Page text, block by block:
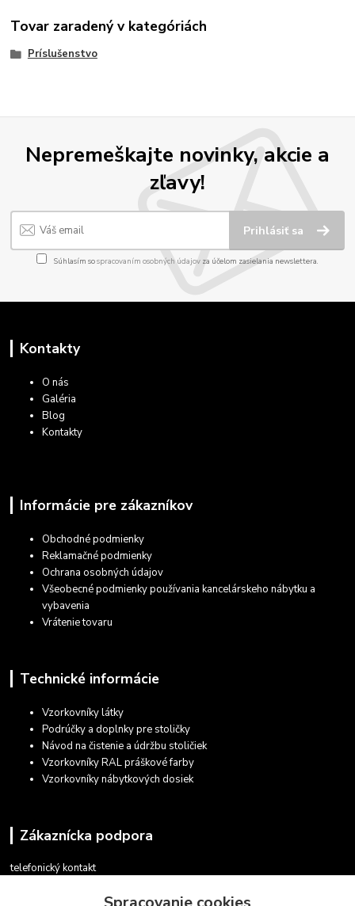
Tovar zaradený v kategóriách
Príslušenstvo
Nepremeškajte novinky, akcie a
zľavy!
Prihlásiť sa
Súhlasím sospracovaním osobných údajov za účelom zasielania newslettera.
Kontakty
O nás
Galéria
Blog
Kontakty
Informácie pre zákazníkov
Obchodné podmienky
Reklamačné podmienky
Ochrana osobných údajov
Všeobecné podmienky používania kancelárskeho nábytku a
vybavenia
Vrátenie tovaru
Technické informácie
Vzorkovníky látky
Podrúčky a doplnky pre stoličky
Návod na čistenie a údržbu stoličiek
Vzorkovníky RAL práškové farby
Vzorkovníky nábytkových dosiek
Zákaznícka podpora
telefonický kontakt
v pracovných dňoch 08.30 - 16.00